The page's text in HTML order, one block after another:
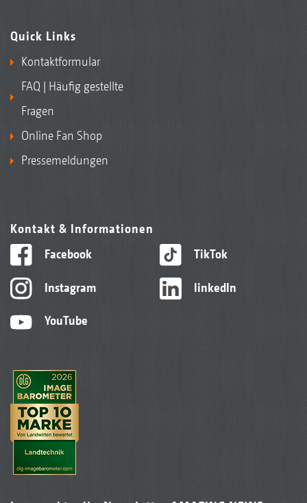
Quick Links
Kontaktformular
FAQ | Häufig gestellte
Fragen
Online Fan Shop
Pressemeldungen
Kontakt & Informationen
Facebook
Instagram
YouTube
TikTok
linkedIn